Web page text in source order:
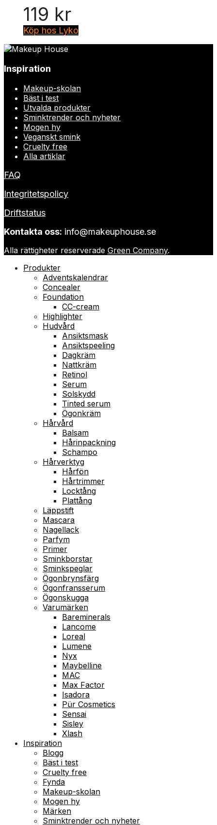
119 kr
Köp hos Lyko
Inspiration
Makeup-skolan
Bäst i test
Utvalda produkter
Sminktrender och nyheter
Mogen hy
Veganskt smink
Cruelty free
Alla artiklar
FAQ
Integritetspolicy
Driftstatus
Kontakta oss: info@makeuphouse.se
Alla rättigheter reserverade Green Company.
Produkter
Adventskalendrar
Concealer
Foundation
CC-cream
Highlighter
Hudvård
Ansiktsmask
Ansiktspeeling
Dagkräm
Nattkräm
Retinol
Serum
Solskydd
Tinted serum
Ögonkräm
Hårvård
Balsam
Hårinpackning
Schampo
Hårverktyg
Hårfön
Hårtrimmer
Locktång
Plattång
Läppstift
Mascara
Nagellack
Parfym
Primer
Sminkborstar
Sminkspeglar
Ögonbrynsfärg
Ögonfransserum
Ögonskugga
Varumärken
Bareminerals
Lancome
Loreal
Lumene
Nyx
Maybelline
MAC
Max Factor
Isadora
Pür Cosmetics
Sensai
Sisley
Xlash
Inspiration
Blogg
Bäst i test
Cruelty free
Fynda
Makeup-skolan
Mogen hy
Märken
Sminktrender och nyheter